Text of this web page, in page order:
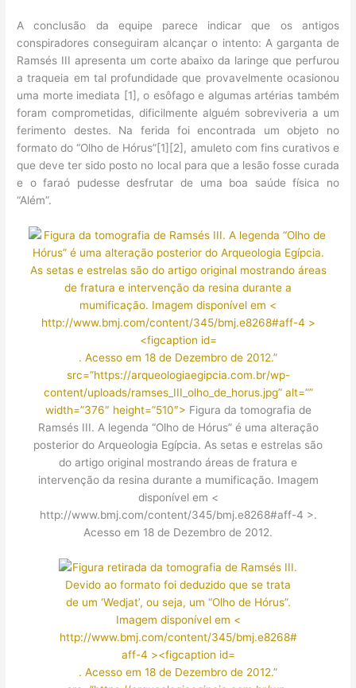
A conclusão da equipe parece indicar que os antigos
conspiradores conseguiram alcançar o intento: A garganta de
Ramsés III apresenta um corte abaixo da laringe que perfurou
a traqueia em tal profundidade que provavelmente ocasionou
uma morte imediata [1], o esôfago e algumas artérias também
foram comprometidas, dificilmente alguém sobreviveria a um
ferimento destes. Na ferida foi encontrada um objeto no
formato do “Olho de Hórus”[1][2], amuleto com fins curativos e
que deve ter sido posto no local para que a lesão fosse curada
e o faraó pudesse desfrutar de uma boa saúde física no
“Além”.
. Acesso em 18 de Dezembro de 2012.”
src=”https://arqueologiaegipcia.com.br/wp-
content/uploads/ramses_III_olho_de_horus.jpg” alt=””
width=”376″ height=”510″> Figura da tomografia de
Ramsés III. A legenda “Olho de Hórus” é uma alteração
posterior do Arqueologia Egípcia. As setas e estrelas são
do artigo original mostrando áreas de fratura e
intervenção da resina durante a mumificação. Imagem
disponível em <
http://www.bmj.com/content/345/bmj.e8268#aff-4 >.
Acesso em 18 de Dezembro de 2012.
. Acesso em 18 de Dezembro de 2012.”